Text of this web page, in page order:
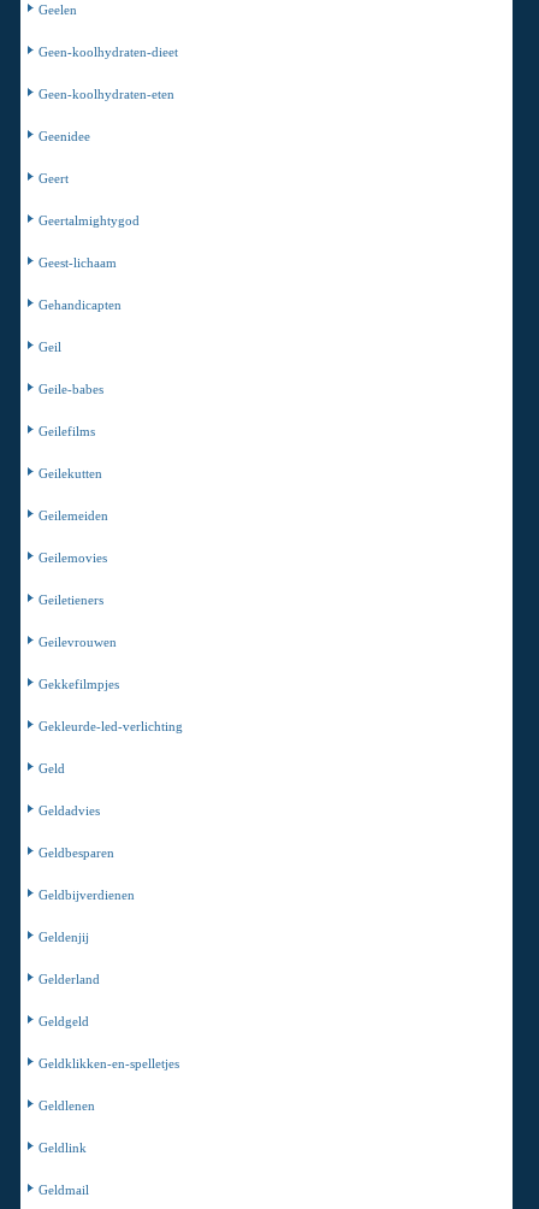
Geelen
Geen-koolhydraten-dieet
Geen-koolhydraten-eten
Geenidee
Geert
Geertalmightygod
Geest-lichaam
Gehandicapten
Geil
Geile-babes
Geilefilms
Geilekutten
Geilemeiden
Geilemovies
Geiletieners
Geilevrouwen
Gekkefilmpjes
Gekleurde-led-verlichting
Geld
Geldadvies
Geldbesparen
Geldbijverdienen
Geldenjij
Gelderland
Geldgeld
Geldklikken-en-spelletjes
Geldlenen
Geldlink
Geldmail